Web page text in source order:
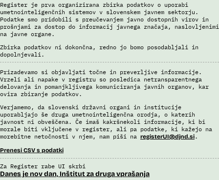
Register je prva organizirana zbirka podatkov o uporabi
umetnointeligenčnih sistemov v slovenskem javnem sektorju.
Podatke smo pridobili s preučevanjem javno dostopnih virov in
prošnjami za dostop do informacij javnega značaja, naslovljenimi
na javne organe.
Zbirka podatkov ni dokončna, redno jo bomo posodabljali in
dopolnjevali.
Prizadevamo si objavljati točne in preverljive informacije.
Vrzeli ali napake v registru so posledica netransparentnega
delovanja in pomanjkljivega komuniciranja javnih organov, kar
ovira zbiranje podatkov.
Verjamemo, da slovenski državni organi in institucije
uporabljajo še druga umetnointeligenčna orodja, o katerih
javnost ni obveščena. Če imaš kakršnekoli informacije, ki bi
morale biti vključene v register, ali pa podatke, ki kažejo na
morebitne netočnosti v njem, nam piši na registerUI@djnd.si.
Prenesi CSV s podatki
Za Register rabe UI skrbi
Danes je nov dan, Inštitut za druga vprašanja